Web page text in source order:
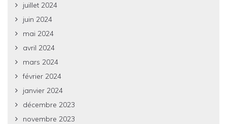
juillet 2024
juin 2024
mai 2024
avril 2024
mars 2024
février 2024
janvier 2024
décembre 2023
novembre 2023